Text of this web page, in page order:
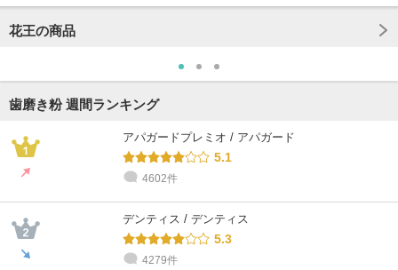
花王の商品
歯磨き粉 週間ランキング
アパガードプレミオ / アパガード
5.1
4602件
デンティス / デンティス
5.3
4279件